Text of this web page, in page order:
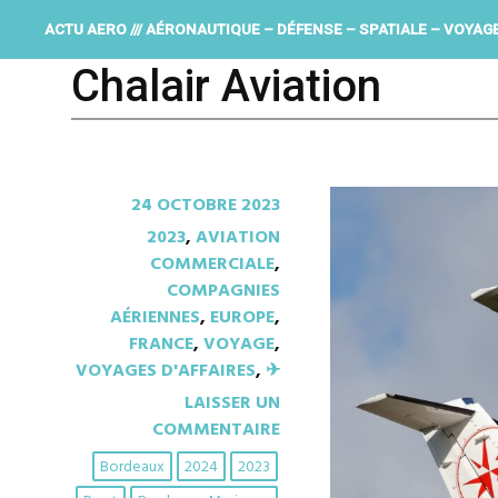
ACTU AERO /// AÉRONAUTIQUE – DÉFENSE – SPATIALE –
Chalair Aviation
24 OCTOBRE 2023
2023,AVIATION
COMMERCIALE,
COMPAGNIES
AÉRIENNES, EUROPE,
FRANCE,VOYAGE,
VOYAGES D'AFFAIRES, ✈︎
LAISSER UN
COMMENTAIRE
2023
2024
Bordeaux